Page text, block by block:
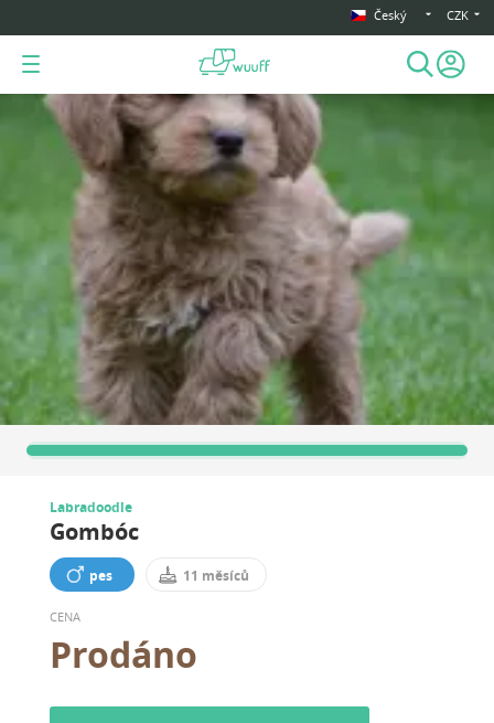
Český CZK
Labradoodle
Gombóc
pes 11 měsíců
CENA
Prodáno